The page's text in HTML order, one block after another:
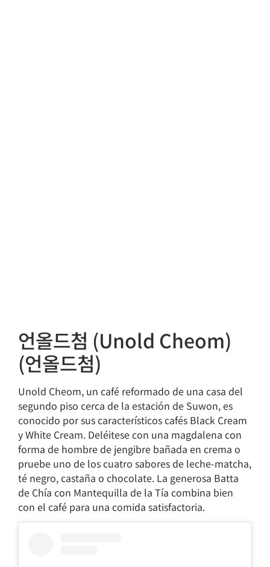
언올드첨 (Unold Cheom)
(언올드첨)
Unold Cheom, un café reformado de una casa del
segundo piso cerca de la estación de Suwon, es
conocido por sus característicos cafés Black Cream
y White Cream. Deléitese con una magdalena con
forma de hombre de jengibre bañada en crema o
pruebe uno de los cuatro sabores de leche-matcha,
té negro, castaña o chocolate. La generosa Batta
de Chía con Mantequilla de la Tía combina bien
con el café para una comida satisfactoria.